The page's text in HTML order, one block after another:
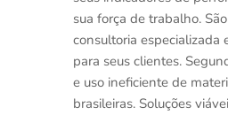
sua força de trabalho.
consultoria
para seus clientes.
e uso ineficiente de
brasileiras. Soluções